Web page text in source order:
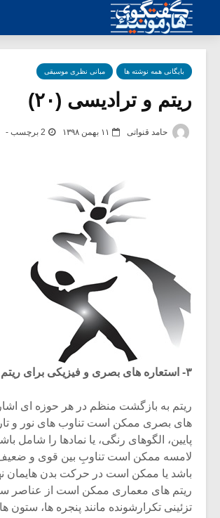
بایگانی همه نوشته ها مبانی نظری موسیقی
ریتم و ترادیسی (۲۰)
حامد قنواتی ۱۱ بهمن ۱۳۹۸ 2 برچسب -
۳- استعاره های بصری و فیزیکی برای ریتم
ریتم به بازگشت منظم در هر حوزه ای
های بصری ممکن است تناوب های نور و
پایین، الگوهای رنگی، یا نمادها را شامل
لامسه ممکن است تناوبِ بین قوی و
باشد یا ممکن است در حرکت بدن هایمان
ریتم های معماری ممکن است از عناصر
تزئینی تکرارشونده مانند پنجره ها، ستون